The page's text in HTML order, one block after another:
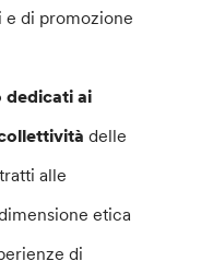
di promozione
dedicati ai
delle
alle
etica
di